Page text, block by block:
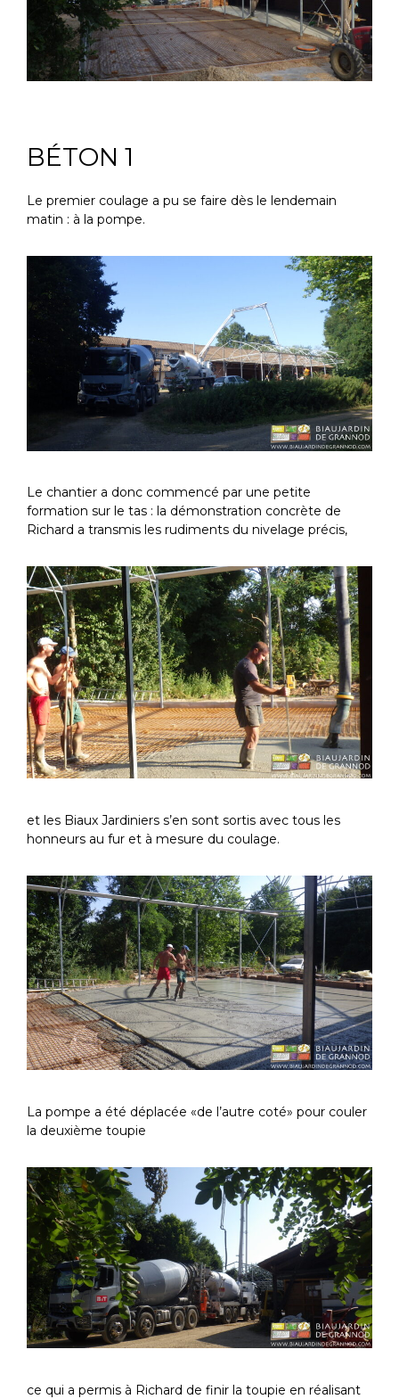
BÉTON 1
Le premier coulage a pu se faire dès le lendemain
matin : à la pompe.
Le chantier a donc commencé par une petite
formation sur le tas : la démonstration concrète de
Richard a transmis les rudiments du nivelage précis,
et les Biaux Jardiniers s’en sont sortis avec tous les
honneurs au fur et à mesure du coulage.
La pompe a été déplacée «de l’autre coté» pour couler
la deuxième toupie
ce qui a permis à Richard de finir la toupie en réalisant